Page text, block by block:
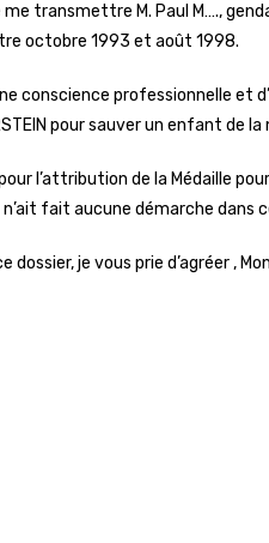
transmettre M. Paul M….,
octobre 1993 et août 1998.
conscience professionnelle et
pour sauver un enfant de la
l’attribution de la Médaille
fait aucune démarche dans
je vous prie d’agréer ,